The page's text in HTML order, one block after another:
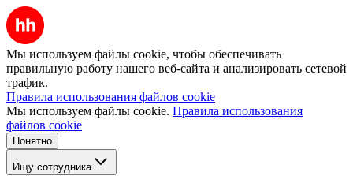
Мы используем файлы cookie, чтобы обеспечивать
правильную работу нашего веб-сайта и анализировать сетевой
трафик.
Правила использования файлов cookie
Мы используем файлы cookie. Правила использования
файлов cookie
Понятно
Ищу сотрудника